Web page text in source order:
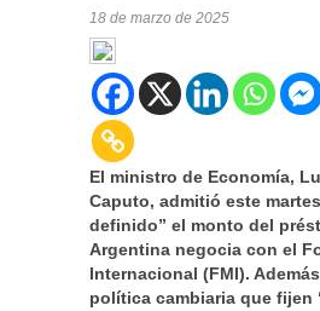
18 de marzo de 2025
El ministro de Economía,
Caputo, admitió este
definido” el monto del
Argentina negocia con el
Internacional (FMI).
política cambiaria que fijen